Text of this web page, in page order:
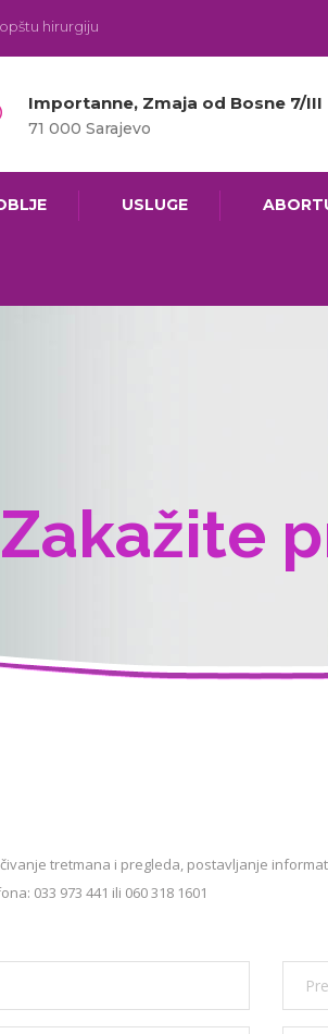
hirurgiju
Importanne, Zmaja od Bosne 7/III
71 000 Sarajevo
USLUGE
Zakažite
tretmana i pregleda, postavljanje
033 973 441 ili 060 318 1601